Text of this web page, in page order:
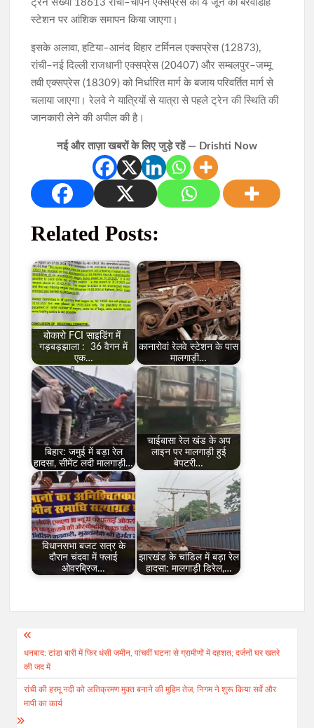
ट्रेन संख्या 18613 रांची–चोपन एक्सप्रेस का 4 जून को बरवाडीह
स्टेशन पर आंशिक समापन किया जाएगा।
इसके अलावा, हटिया–आनंद विहार टर्मिनल एक्सप्रेस (12873),
रांची–नई दिल्ली राजधानी एक्सप्रेस (20407) और सम्बलपुर–जम्मू
तवी एक्सप्रेस (18309) को निर्धारित मार्ग के बजाय परिवर्तित मार्ग से
चलाया जाएगा। रेलवे ने यात्रियों से यात्रा से पहले ट्रेन की स्थिति की
जानकारी लेने की अपील की है।
नई और ताज़ा खबरों के लिए जुड़े रहें — Drishti Now
Related Posts:
बोकारो FCI साइडिंग में
गड़बड़झाला : 36 वैगन में
एक…
कानारोवां रेलवे स्टेशन के पास
मालगाड़ी…
बिहार: जमुई में बड़ा रेल
हादसा, सीमेंट लदी मालगाड़ी…
चाईबासा रेल खंड के अप
लाइन पर मालगाड़ी हुई
बेपटरी…
विधानसभा बजट सत्र के
दौरान चंदवा में फ्लाई
ओवरब्रिज…
झारखंड के चांडिल में बड़ा रेल
हादसा: मालगाड़ी डिरेल,…
Post
navigation
धनबाद: टांडा बारी में फिर धंसी जमीन, पांचवीं घटना से ग्रामीणों में दहशत; दर्जनों घर खतरे
की जद में
रांची की हरमू नदी को अतिक्रमण मुक्त बनाने की मुहिम तेज, निगम ने शुरू किया सर्वे और
मापी का कार्य